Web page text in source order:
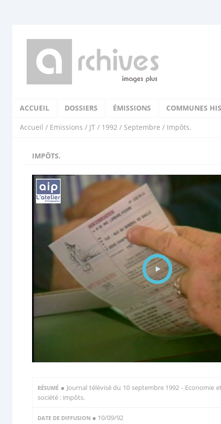
ACCUEIL DOSSIERS ÉMISSIONS COMMUNES
Accueil / Emissions / JT / 1992 / Septembre / Impôts.
IMPÔTS.
RÉSUMÉ ● Journal télévisé du 10 septembre 1992 - Economie
société : impôts.
DATE DE DIFFUSION ● 10/09/92